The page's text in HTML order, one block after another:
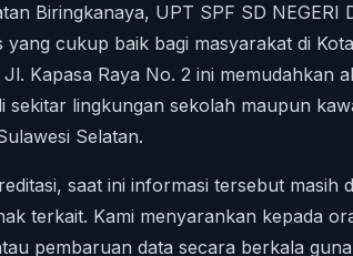
Biringkanaya, UPT SPF SD NEGERI
yang cukup baik bagi masyarakat di
Kapasa Raya No. 2 ini memudahkan
sekitar lingkungan sekolah maupun
Selatan.
saat ini informasi tersebut masih
terkait. Kami menyarankan kepada
pembaruan data secara berkala